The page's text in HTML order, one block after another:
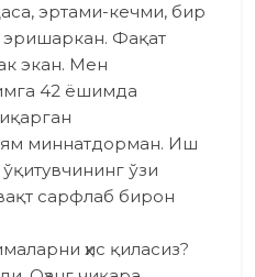
эртами-кечми, бир
эришаркан. Фақат
экан. Мен
42 ёшимда
миннатдорман. Иш
ўзи
сарфлаб бирон
ҳис қиласиз?